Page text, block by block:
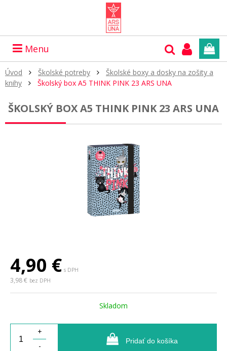
Menu
Úvod Školské potreby
Školské boxy a dosky na zošity a
knihy
Školský box A5 THINK PINK 23 ARS UNA
ŠKOLSKÝ BOX A5 THINK PINK 23 ARS UNA
4,90 € s DPH
3,98 € bez DPH
Skladom
+
-
Pridať do košíka